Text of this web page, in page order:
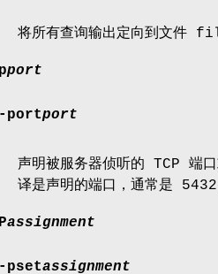
将所有查询输出定向到文件
port
portport
声明被服务器侦听的 TCP 端
译是声明的端口，通常是 5432
assignment
psetassignment